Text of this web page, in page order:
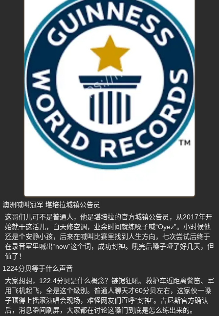
澳洲喊叫冠军 堪培拉城镇公告员
这哥们儿可不是普通人，他是堪培拉的官方城镇公告员，从2017年开
始就干这活儿，白天修空调，业余时间就练嗓子喊“Oyez”。小时候他
还是个安静小孩，后来在喊叫比赛里找到人生方向，七次尝试后终于
在录音室里喊出“now”这个词，成功封神。吼完后嗓子哑了好几天，但
值了！
1224分贝等于什么声音
大家想想，122.4分贝是什么概念？链锯狂吼、救护车近距离警笛、军
用飞机起飞，全是这个级别。普通人聊天才60分贝左右，这家伙一嗓
子顶得上摇滚演唱会现场，难怪网友们直呼“封神”。吉尼斯官方确认
后，消息瞬间刷屏，大家都在讨论这嗓门到底是怎么练出来的。